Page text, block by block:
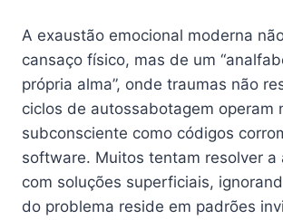
A exaustão emocional moderna
cansaço físico, mas de um
própria alma”, onde traumas não
ciclos de autossabotagem operam
subconsciente como códigos
software. Muitos tentam resolver a
com soluções superficiais,
do problema reside em padrões